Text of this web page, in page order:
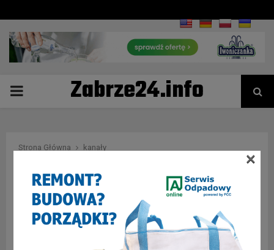
PRIMARYZabrze24.info
Strona Główna kanały
Tag : kanały ×